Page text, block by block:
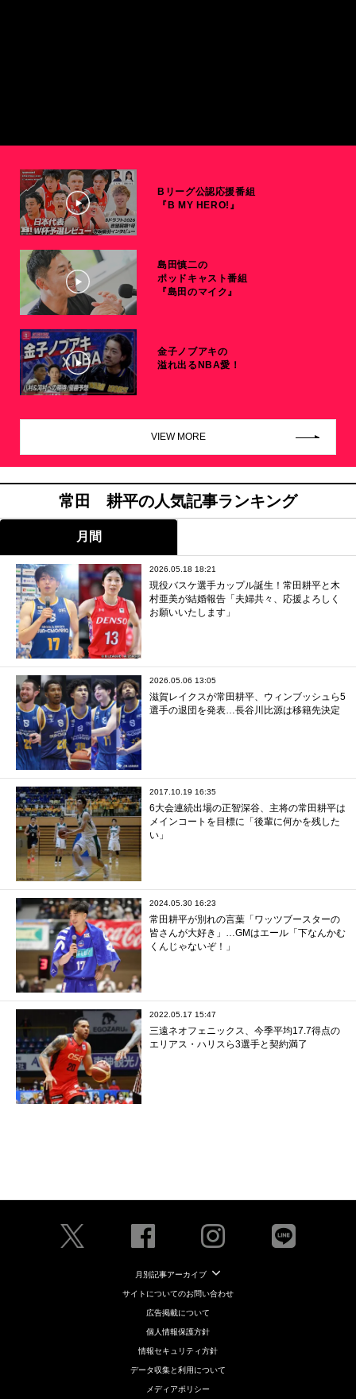
Bリーグ公認応援番組
『B MY HERO!』
島田慎二の
ポッドキャスト番組
『島田のマイク』
金子ノブアキの
溢れ出るNBA愛！
VIEW MORE
常田 耕平の人気記事ランキング
月間
2026.05.18 18:21
現役バスケ選手カップル誕生！常田耕平と木
村亜美が結婚報告「夫婦共々、応援よろしく
お願いいたします」
2026.05.06 13:05
滋賀レイクスが常田耕平、ウィンブッシュら5
選手の退団を発表…長谷川比源は移籍先決定
2017.10.19 16:35
6大会連続出場の正智深谷、主将の常田耕平は
メインコートを目標に「後輩に何かを残した
い」
2024.05.30 16:23
常田耕平が別れの言葉「ワッツブースターの
皆さんが大好き」…GMはエール「下なんかむ
くんじゃないぞ！」
2022.05.17 15:47
三遠ネオフェニックス、今季平均17.7得点の
エリアス・ハリスら3選手と契約満了
月別記事アーカイブ
サイトについてのお問い合わせ
広告掲載について
個人情報保護方針
情報セキュリティ方針
データ収集と利用について
メディアポリシー